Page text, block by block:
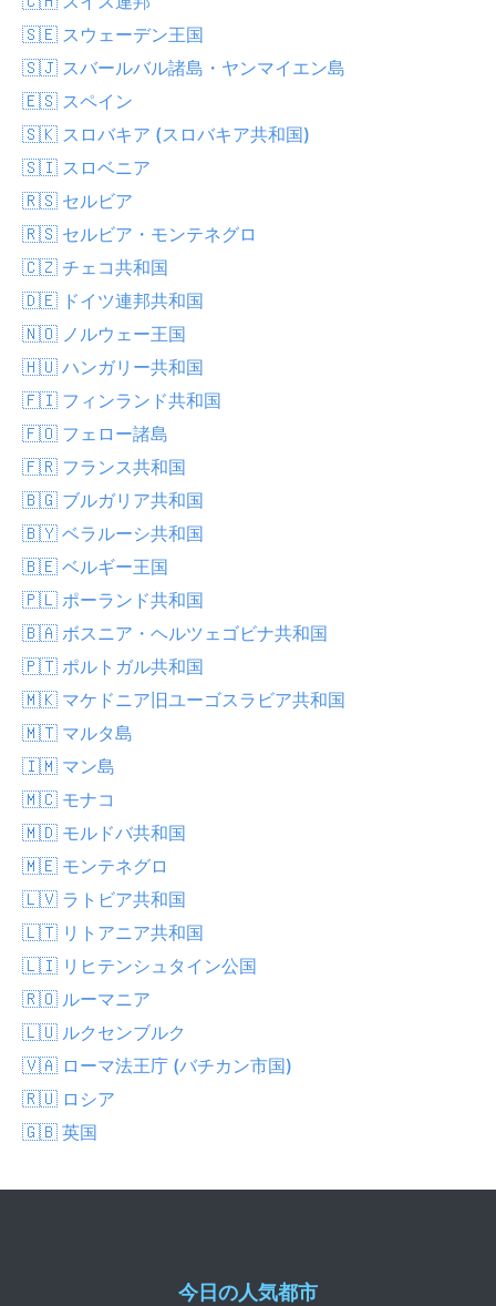
🇸🇪 スウェーデン王国
🇸🇯 スバールバル諸島・ヤンマイエン島
🇪🇸 スペイン
🇸🇰 スロバキア (スロバキア共和国)
🇸🇮 スロベニア
🇷🇸 セルビア
🇷🇸 セルビア・モンテネグロ
🇨🇿 チェコ共和国
🇩🇪 ドイツ連邦共和国
🇳🇴 ノルウェー王国
🇭🇺 ハンガリー共和国
🇫🇮 フィンランド共和国
🇫🇴 フェロー諸島
🇫🇷 フランス共和国
🇧🇬 ブルガリア共和国
🇧🇾 ベラルーシ共和国
🇧🇪 ベルギー王国
🇵🇱 ポーランド共和国
🇧🇦 ボスニア・ヘルツェゴビナ共和国
🇵🇹 ポルトガル共和国
🇲🇰 マケドニア旧ユーゴスラビア共和国
🇲🇹 マルタ島
🇮🇲 マン島
🇲🇨 モナコ
🇲🇩 モルドバ共和国
🇲🇪 モンテネグロ
🇱🇻 ラトビア共和国
🇱🇹 リトアニア共和国
🇱🇮 リヒテンシュタイン公国
🇷🇴 ルーマニア
🇱🇺 ルクセンブルク
🇻🇦 ローマ法王庁 (バチカン市国)
🇷🇺 ロシア
🇬🇧 英国
今日の人気都市